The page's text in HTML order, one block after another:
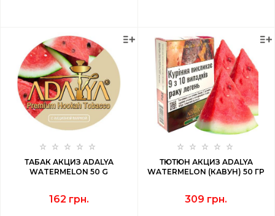
ТАБАК АКЦИЗ ADALYA
WATERMELON 50 G
162 грн.
ТЮТЮН АКЦИЗ ADALYA
WATERMELON (КАВУН) 50 ГР
309 грн.